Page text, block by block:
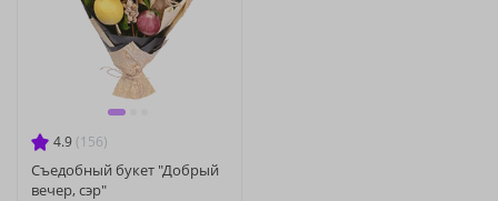
4.9 (156)
Съедобный букет "Добрый
вечер, сэр"